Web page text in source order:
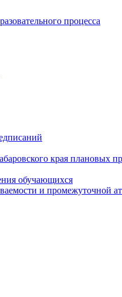
процесса
края плановых
обучающихся
и промежуточной